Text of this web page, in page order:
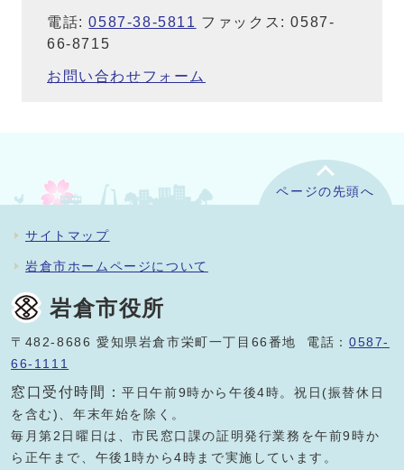
電話:0587-38-5811 ファックス: 0587-
66-8715
お問い合わせフォーム
ページの先頭へ
サイトマップ
岩倉市ホームページについて
岩倉市役所
〒482-8686 愛知県岩倉市栄町一丁目66番地 電話：0587-
66-1111
窓口受付時間：平日午前9時から午後4時。祝日(振替休日
を含む)、年末年始を除く。
毎月第2日曜日は、市民窓口課の証明発行業務を午前9時か
ら正午まで、午後1時から4時まで実施しています。